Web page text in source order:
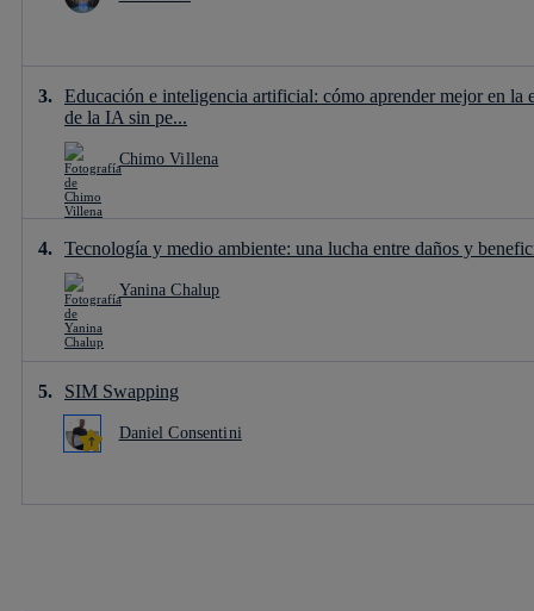
Educación e inteligencia artificial: cómo aprender mejor en la
de la IA sin pe...
Chimo Villena
Tecnología y medio ambiente: una lucha entre daños y
Yanina Chalup
SIM Swapping
Daniel Consentini